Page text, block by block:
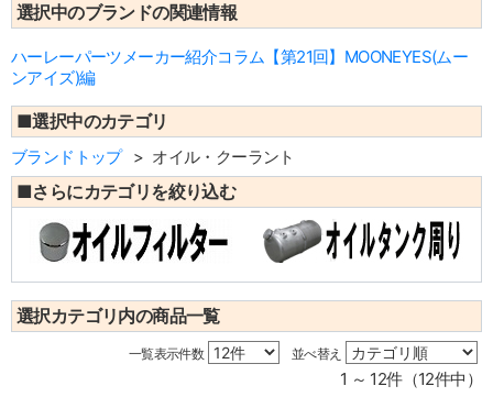
選択中のブランドの関連情報
ハーレーパーツメーカー紹介コラム【第21回】MOONEYES(ムー
ンアイズ)編
■選択中のカテゴリ
ブランドトップ オイル・クーラント
■さらにカテゴリを絞り込む
選択カテゴリ内の商品一覧
一覧表示件数 並べ替え
1 ～ 12件（12件中）